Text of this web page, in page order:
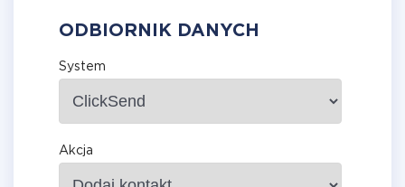
ODBIORNIK DANYCH
System
Akcja